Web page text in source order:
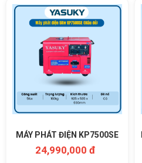
MÁY PHÁT ĐIỆN KP7500SE
24,990,000 đ